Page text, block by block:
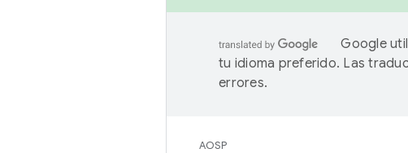
Google
tu idioma preferido. Las
errores.
AOSP